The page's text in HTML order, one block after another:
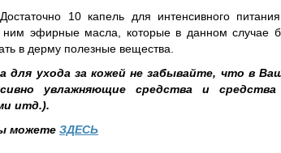
10 капель для интенсивного
ним эфирные масла, которые в данном случае
в дерму полезные вещества.
для ухода за кожей не забывайте, что в
увлажняющие средства и
итд.).
можетеЗДЕСЬ